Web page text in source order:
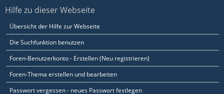
Hilfe zu dieser Webseite
Übersicht der Hilfe zur Webseite
Die Suchfunktion benutzen
Foren-Benutzerkonto - Erstellen (Neu registrieren)
Foren-Thema erstellen und bearbeiten
Passwort vergessen - neues Passwort festlegen